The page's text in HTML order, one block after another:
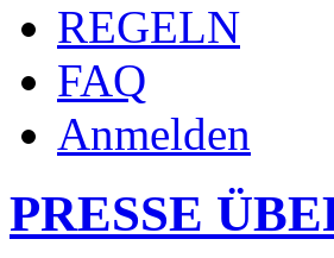
REGELN
FAQ
Anmelden
PRESSE